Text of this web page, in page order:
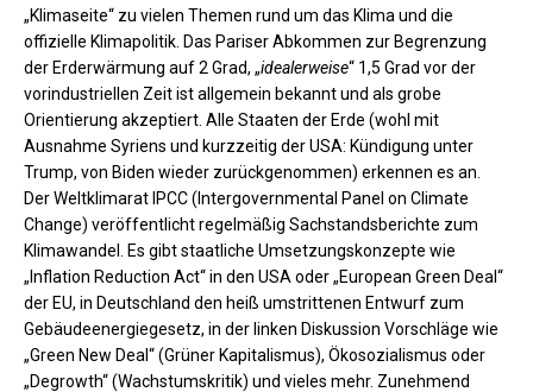
„Klimaseite“ zu vielen Themen rund um das Klima und die
offizielle Klimapolitik. Das Pariser Abkommen zur Begrenzung
der Erderwärmung auf 2 Grad, „idealerweise“ 1,5 Grad vor der
vorindustriellen Zeit ist allgemein bekannt und als grobe
Orientierung akzeptiert. Alle Staaten der Erde (wohl mit
Ausnahme Syriens und kurzzeitig der USA: Kündigung unter
Trump, von Biden wieder zurückgenommen) erkennen es an.
Der Weltklimarat IPCC (Intergovernmental Panel on Climate
Change) veröffentlicht regelmäßig Sachstandsberichte zum
Klimawandel. Es gibt staatliche Umsetzungskonzepte wie
„Inflation Reduction Act“ in den USA oder „European Green Deal“
der EU, in Deutschland den heiß umstrittenen Entwurf zum
Gebäudeenergiegesetz, in der linken Diskussion Vorschläge wie
„Green New Deal“ (Grüner Kapitalismus), Ökosozialismus oder
„Degrowth“ (Wachstumskritik) und vieles mehr. Zunehmend